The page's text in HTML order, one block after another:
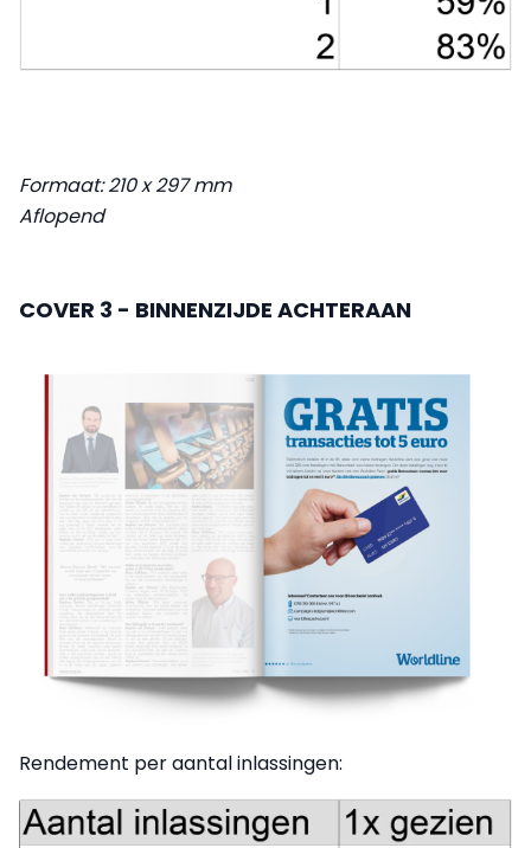
Formaat: 210 x 297 mm
Aflopend
COVER 3 - BINNENZIJDE ACHTERAAN
Rendement per aantal inlassingen: